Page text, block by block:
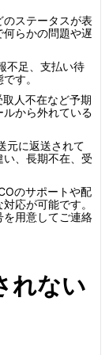
ステータスが表
らかの問題や遅
不足、支払い待
す。
取人不在など予期
から外れている
元に返送されて
、長期不在、受
のサポートや配
応が可能です。
用意してご連絡
れない